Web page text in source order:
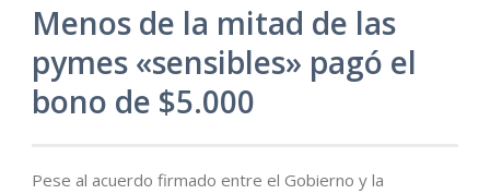
Menos de la mitad de las
pymes «sensibles» pagó el
bono de $5.000
Pese al acuerdo firmado entre el Gobierno y la